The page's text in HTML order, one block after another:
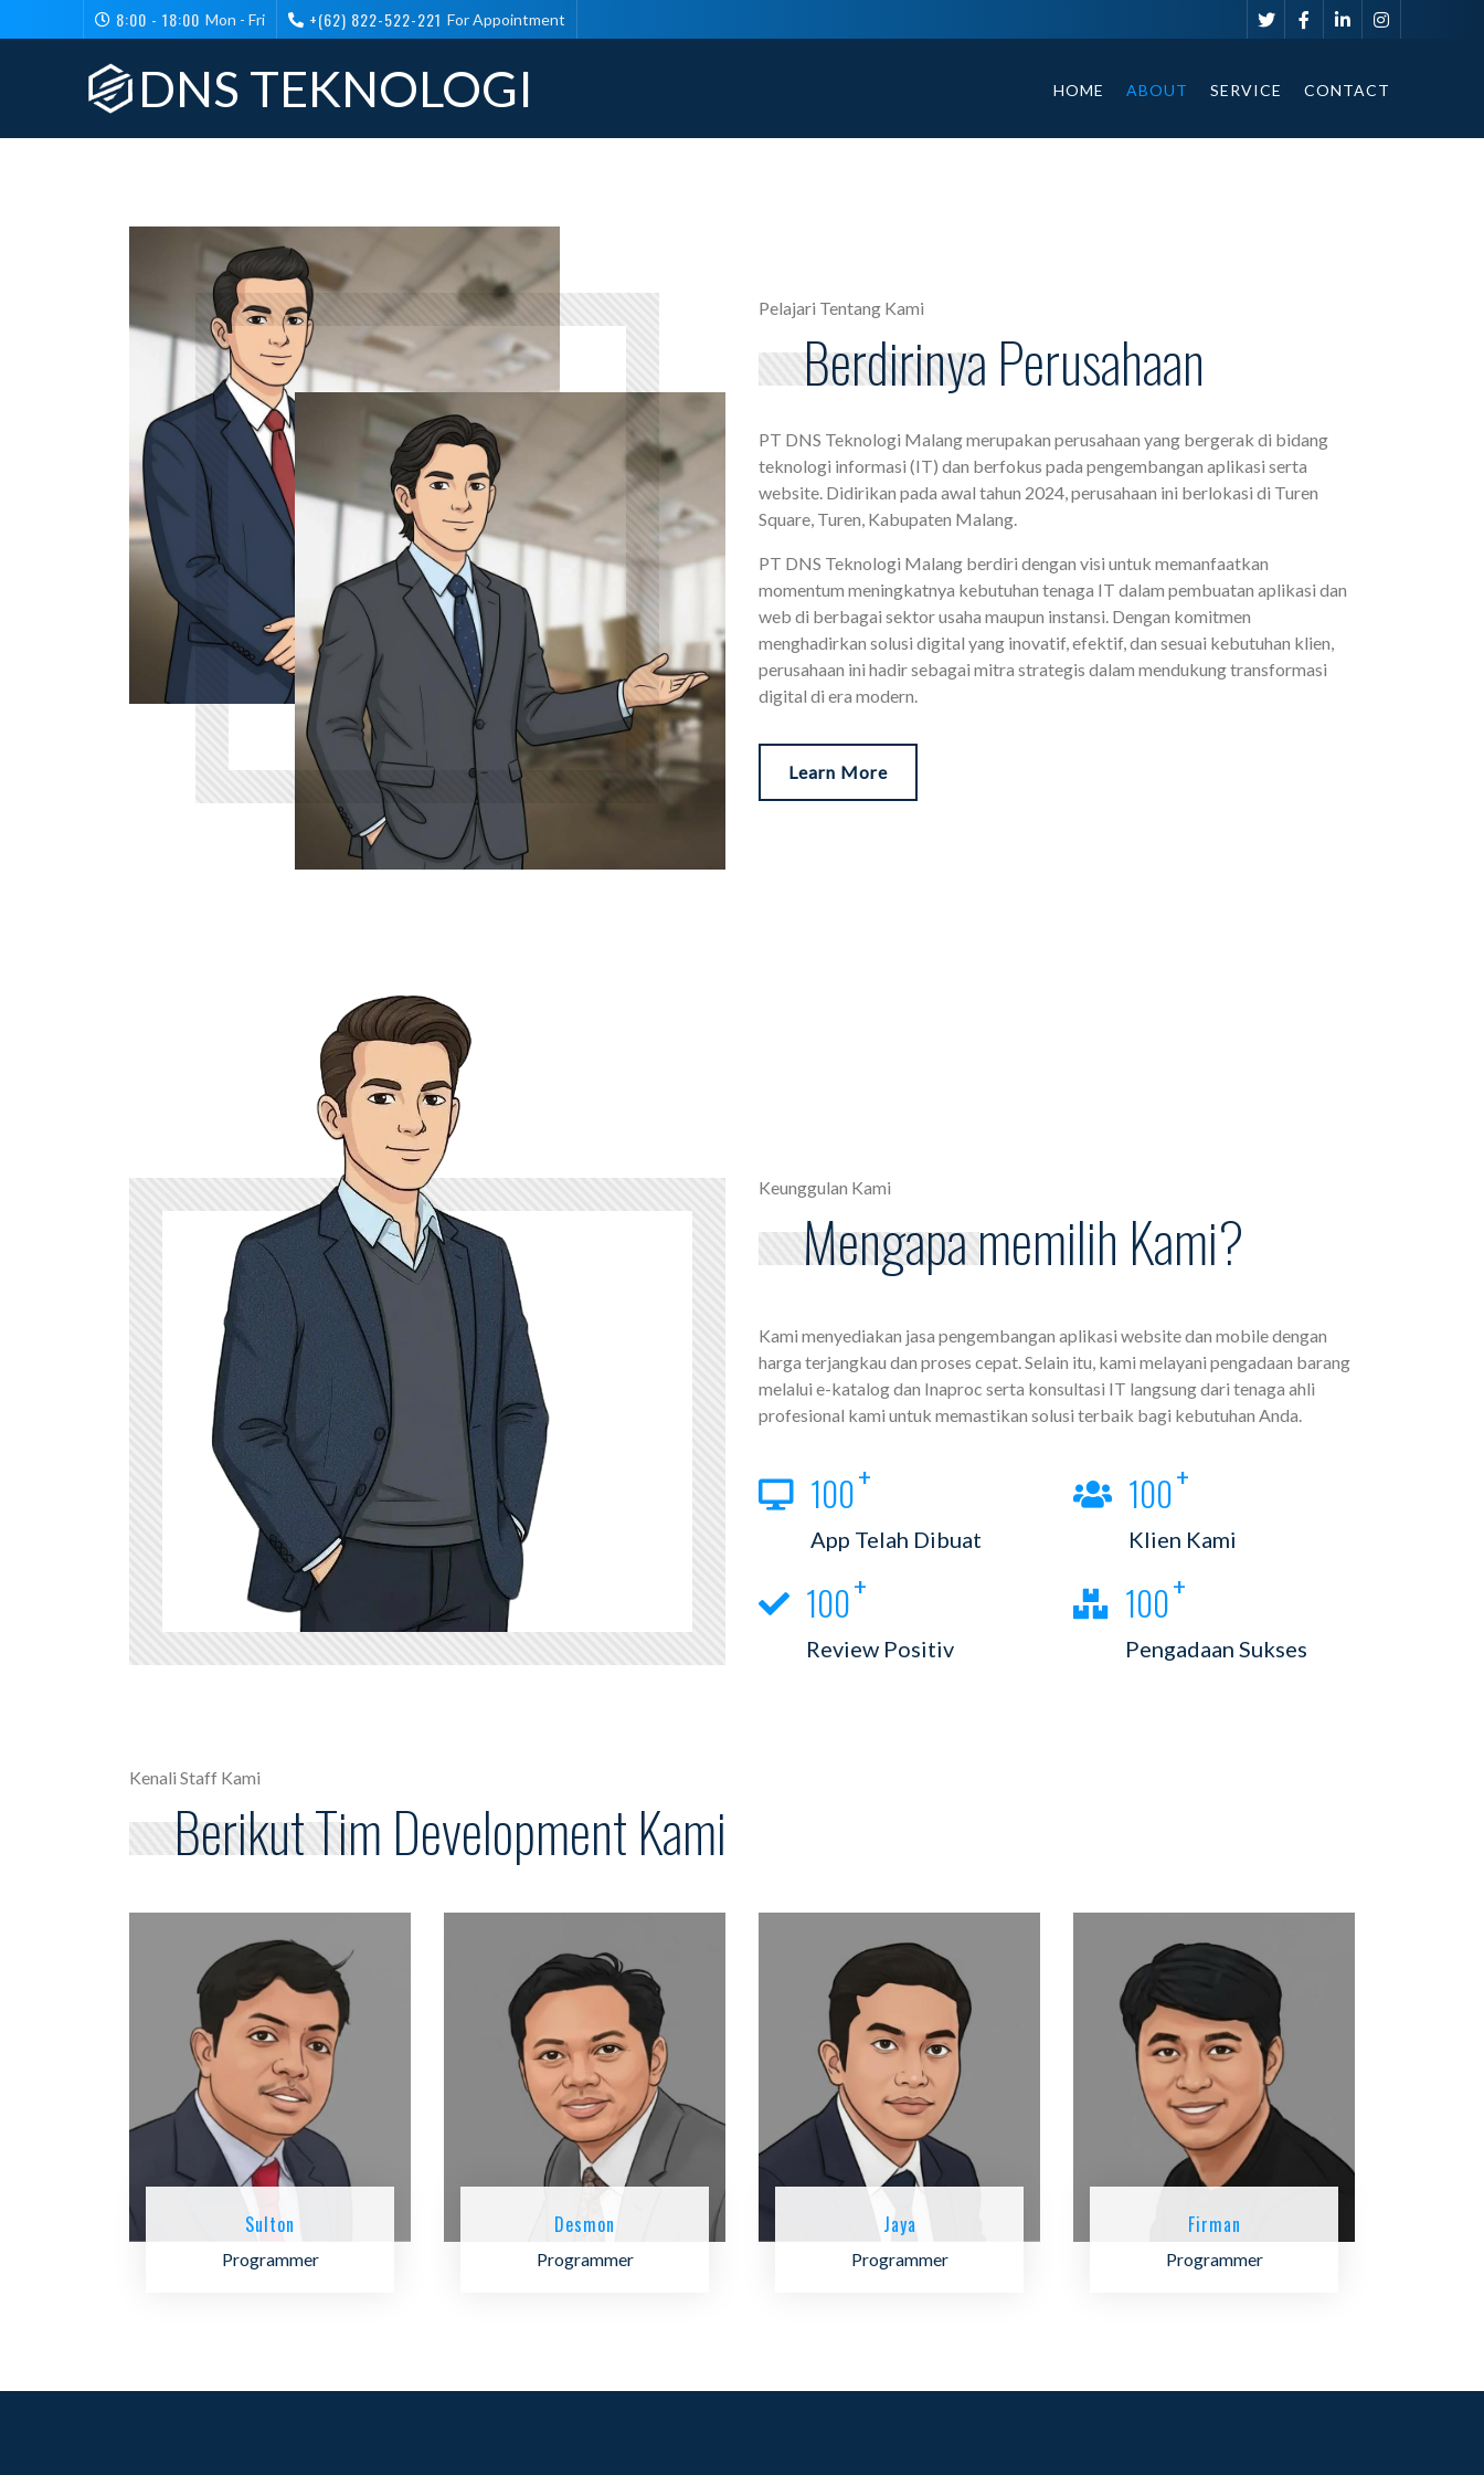
8:00 - 18:00 Mon - Fri +(62) 822-522-221 For Appointment
DNS TEKNOLOGI HOME ABOUT SERVICE CONTACT
Pelajari Tentang Kami
Berdirinya Perusahaan
PT DNS Teknologi Malang merupakan perusahaan yang bergerak di bidang
teknologi informasi (IT) dan berfokus pada pengembangan aplikasi serta
website. Didirikan pada awal tahun 2024, perusahaan ini berlokasi di Turen
Square, Turen, Kabupaten Malang.
PT DNS Teknologi Malang berdiri dengan visi untuk memanfaatkan
momentum meningkatnya kebutuhan tenaga IT dalam pembuatan aplikasi dan
web di berbagai sektor usaha maupun instansi. Dengan komitmen
menghadirkan solusi digital yang inovatif, efektif, dan sesuai kebutuhan klien,
perusahaan ini hadir sebagai mitra strategis dalam mendukung transformasi
digital di era modern.
Learn More
Keunggulan Kami
Mengapa memilih Kami?
Kami menyediakan jasa pengembangan aplikasi website dan mobile dengan
harga terjangkau dan proses cepat. Selain itu, kami melayani pengadaan barang
melalui e-katalog dan Inaproc serta konsultasi IT langsung dari tenaga ahli
profesional kami untuk memastikan solusi terbaik bagi kebutuhan Anda.
100
App Telah Dibuat
100
Klien Kami
100
Review Positiv
100
Pengadaan Sukses
Kenali Staff Kami
Berikut Tim Development Kami
Sulton
Programmer
Desmon
Programmer
Jaya
Programmer
Firman
Programmer